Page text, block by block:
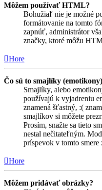
Môžem používať HTML?
Bohužiaľ nie je možné
formátovanie na tomto
zapnúť, administrátor
značky, ktoré môžu
Hore
Čo sú to smajlíky
Smajlíky, alebo
používajú k vyjadreniu
znamená šťastný, :(
smajlíkov si môžete
Prosím, snažte sa tieto
nestal nečitateľným.
príspevok v tomto smere
Hore
Môžem pridávať obrázky?